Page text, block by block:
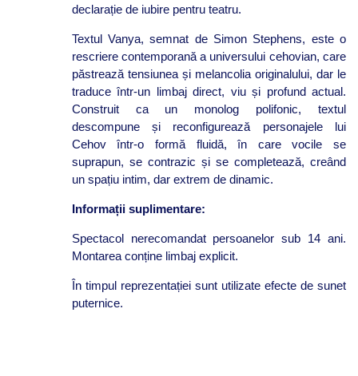
declarație de iubire pentru teatru.
Textul Vanya, semnat de Simon Stephens, este o
rescriere contemporană a universului cehovian, care
păstrează tensiunea și melancolia originalului, dar le
traduce într-un limbaj direct, viu și profund actual.
Construit ca un monolog polifonic, textul
descompune și reconfigurează personajele lui
Cehov într-o formă fluidă, în care vocile se
suprapun, se contrazic și se completează, creând
un spațiu intim, dar extrem de dinamic.
Informații suplimentare:
Spectacol nerecomandat persoanelor sub 14 ani.
Montarea conține limbaj explicit.
În timpul reprezentației sunt utilizate efecte de sunet
puternice.